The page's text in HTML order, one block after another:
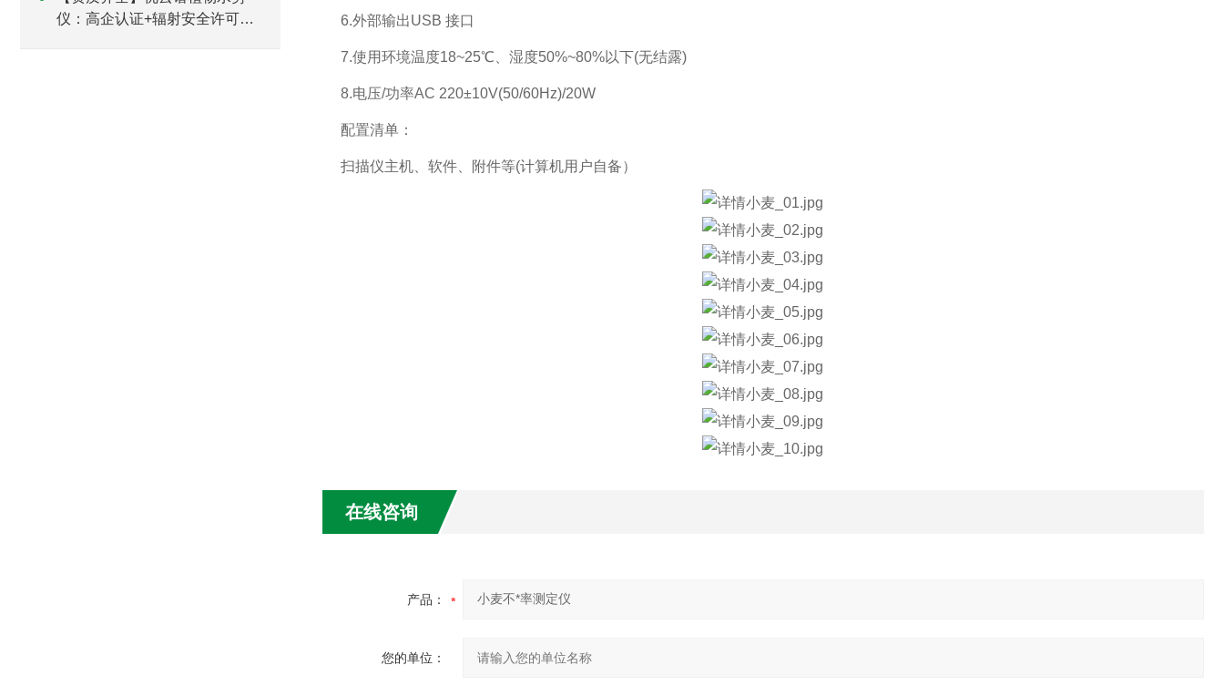
6.外部输出USB 接口
7.使用环境温度18~25℃、湿度50%~80%以下(无结露)
8.电压/功率AC 220±10V(50/60Hz)/20W
配置清单：
扫描仪主机、软件、附件等(计算机用户自备）
在线咨询
产品：
您的单位：
仪：高企认证+辐射安全许可，